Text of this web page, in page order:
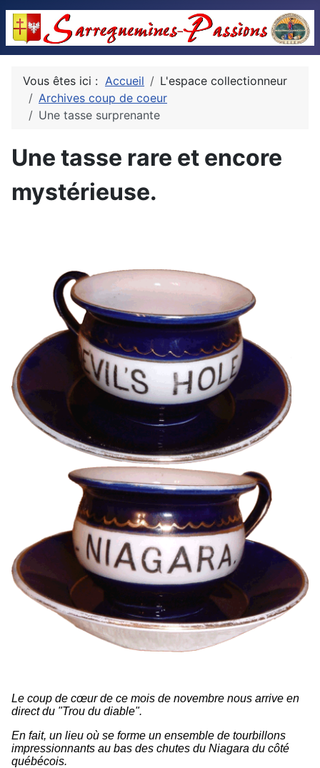
Vous êtes ici : Accueil
L'espace collectionneur
Archives coup de coeur
Une tasse surprenante
Une tasse rare et encore
mystérieuse.
Le coup de cœur de ce mois de novembre nous arrive en
direct du "Trou du diable".
En fait, un lieu où se forme un ensemble de tourbillons
impressionnants au bas des chutes du Niagara du côté
québécois.